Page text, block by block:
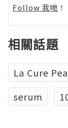
Follow 我哋 ！
相關話題
La Cure
serum